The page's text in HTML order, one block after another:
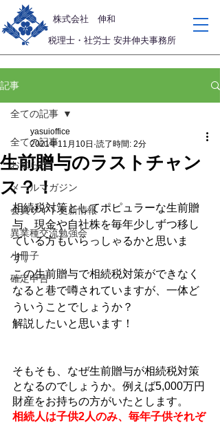
​株式会社 伸和
税理士・社労士 安井伸夫事務所
記事
全ての記事
お知らせ
メールマガジン
会員サイト更新情報
異業種交流勉強会
小冊子
確定申告
全ての記事
生前贈与のラストチャン
ス？！
yasuioffice
2021年11月10日 読了時間: 2分
相続税対策としてポピュラーな生前贈
与、現金や自社株を毎年少しずつ移し
ている方もいらっしゃるかと思いま
す。
この生前贈与で相続税対策ができなく
なると巷で噂されていますが、一体ど
ういうことでしょうか？
解説したいと思います！
そもそも、なぜ生前贈与が相続税対策
となるのでしょうか。例えば5,000万円
財産をお持ちの方がいたとします。
相続人は子供2人のみ、毎年子供それぞ